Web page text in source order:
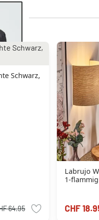
Schwarz,
64.95
Labrujo
1-flammig
CHF